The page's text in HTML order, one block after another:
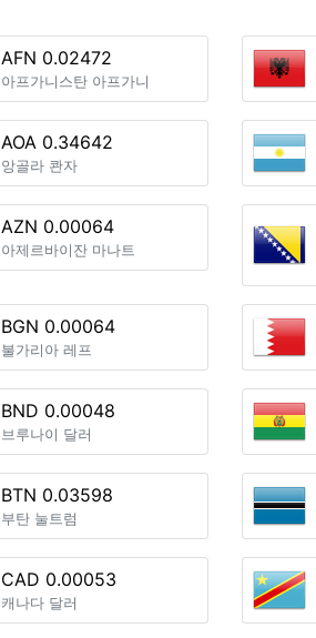
AFN 0.02472
아프가니스탄 아프가니
AOA 0.34642
앙골라 콴자
AZN 0.00064
아제르바이잔 마나트
BGN 0.00064
불가리아 레프
BND 0.00048
브루나이 달러
BTN 0.03598
부탄 눌트럼
CAD 0.00053
캐나다 달러